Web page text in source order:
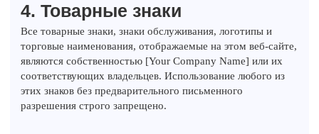
4. Товарные знаки
Все товарные знаки, знаки обслуживания, логотипы и
торговые наименования, отображаемые на этом веб-сайте,
являются собственностью [Your Company Name] или их
соответствующих владельцев. Использование любого из
этих знаков без предварительного письменного
разрешения строго запрещено.